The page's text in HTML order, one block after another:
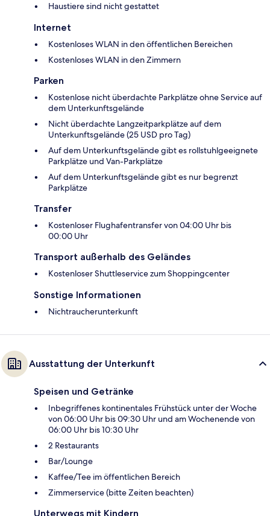
Haustiere sind nicht gestattet
Internet
Kostenloses WLAN in den öffentlichen Bereichen
Kostenloses WLAN in den Zimmern
Parken
Kostenlose nicht überdachte Parkplätze ohne Service auf
dem Unterkunftsgelände
Nicht überdachte Langzeitparkplätze auf dem
Unterkunftsgelände (25 USD pro Tag)
Auf dem Unterkunftsgelände gibt es rollstuhlgeeignete
Parkplätze und Van-Parkplätze
Auf dem Unterkunftsgelände gibt es nur begrenzt
Parkplätze
Transfer
Kostenloser Flughafentransfer von 04:00 Uhr bis
00:00 Uhr
Transport außerhalb des Geländes
Kostenloser Shuttleservice zum Shoppingcenter
Sonstige Informationen
Nichtraucherunterkunft
Ausstattung der Unterkunft
Speisen und Getränke
Inbegriffenes kontinentales Frühstück unter der Woche
von 06:00 Uhr bis 09:30 Uhr und am Wochenende von
06:00 Uhr bis 10:30 Uhr
2 Restaurants
Bar/Lounge
Kaffee/Tee im öffentlichen Bereich
Zimmerservice (bitte Zeiten beachten)
Unterwegs mit Kindern